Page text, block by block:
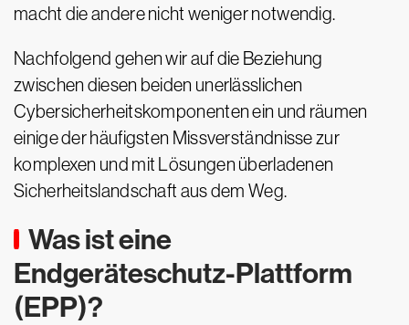
macht die andere nicht weniger notwendig.
Nachfolgend gehen wir auf die Beziehung
zwischen diesen beiden unerlässlichen
Cybersicherheitskomponenten ein und räumen
einige der häufigsten Missverständnisse zur
komplexen und mit Lösungen überladenen
Sicherheitslandschaft aus dem Weg.
Was ist eine
Endgeräteschutz-Plattform
(EPP)?